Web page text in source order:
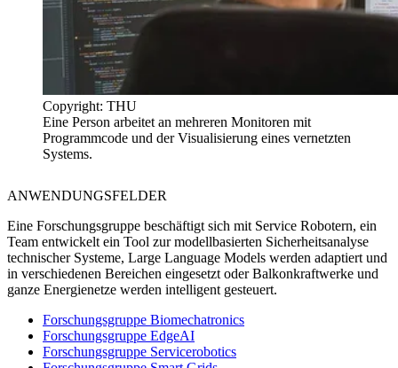
Copyright: THU
Eine Person arbeitet an mehreren Monitoren mit
Programmcode und der Visualisierung eines vernetzten
Systems.
ANWENDUNGSFELDER
Eine Forschungsgruppe beschäftigt sich mit Service Robotern, ein
Team entwickelt ein Tool zur modellbasierten Sicherheitsanalyse
technischer Systeme, Large Language Models werden adaptiert und
in verschiedenen Bereichen eingesetzt oder Balkonkraftwerke und
ganze ​Energienetze werden intelligent gesteuert.
Forschungsgruppe Biomechatronics
Forschungsgruppe EdgeAI
Forschungsgruppe Servicerobotics